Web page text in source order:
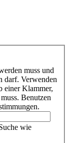
muss und
darf. Verwenden
einer Klammer,
Benutzen
wie